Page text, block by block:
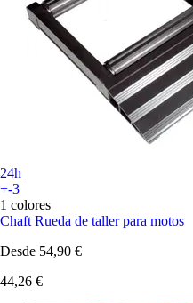
24h
+-3
1 colores
Chaft Rueda de taller para motos
Desde 54,90 €
44,26 €